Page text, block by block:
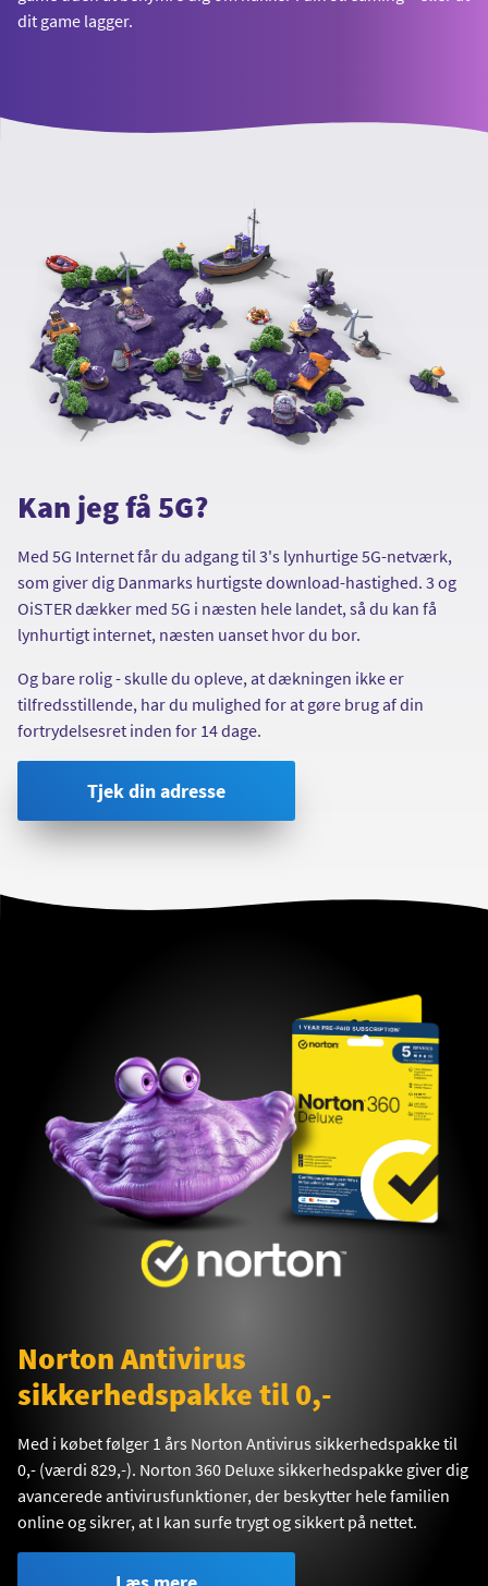
dit game lagger.
Kan jeg få 5G?
Med 5G Internet får du adgang til 3's lynhurtige 5G-netværk,
som giver dig Danmarks hurtigste download-hastighed. 3 og
OiSTER dækker med 5G i næsten hele landet, så du kan få
lynhurtigt internet, næsten uanset hvor du bor.
Og bare rolig - skulle du opleve, at dækningen ikke er
tilfredsstillende, har du mulighed for at gøre brug af din
fortrydelsesret inden for 14 dage.
Tjek din adresse
Norton Antivirus
sikkerhedspakke til 0,-
Med i købet følger 1 års Norton Antivirus sikkerhedspakke til
0,- (værdi 829,-). Norton 360 Deluxe sikkerhedspakke giver dig
avancerede antivirusfunktioner, der beskytter hele familien
online og sikrer, at I kan surfe trygt og sikkert på nettet.